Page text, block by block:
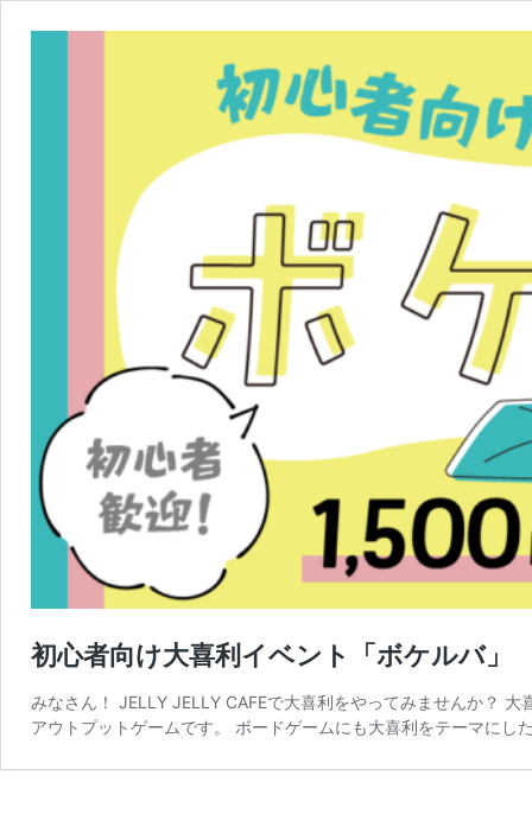
初心者向け大喜利イベント「ボケルバ」
みなさん！ JELLY JELLY CAFEで大喜利をやってみませんか？
アウトプットゲームです。 ボードゲームにも大喜利をテーマに